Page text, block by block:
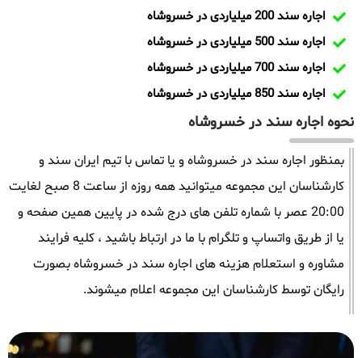
اجاره سند 200 میلیاردی در خسروشاه
اجاره سند 500 میلیاردی در خسروشاه
اجاره سند 700 میلیاردی در خسروشاه
اجاره سند 850 میلیاردی در خسروشاه
نحوه اجاره سند در خسروشاه
بمنظور اجاره سند در خسروشاه و یا تماس با تیم ایران سند و
کارشناسان این مجموعه میتوانید همه روزه از ساعت 8 صبح لغایت
20:00 عصر با شماره تلفن های درج شده در پایین همین صفحه و
یا از طریق واتساپ و تلگرام با ما در ارتباط باشید ، کلیه فرایند
مشاوره و استعلام هزینه های اجاره سند در خسروشاه بصورت
رایگان توسط کارشناسان این مجموعه اعلام میشوند.